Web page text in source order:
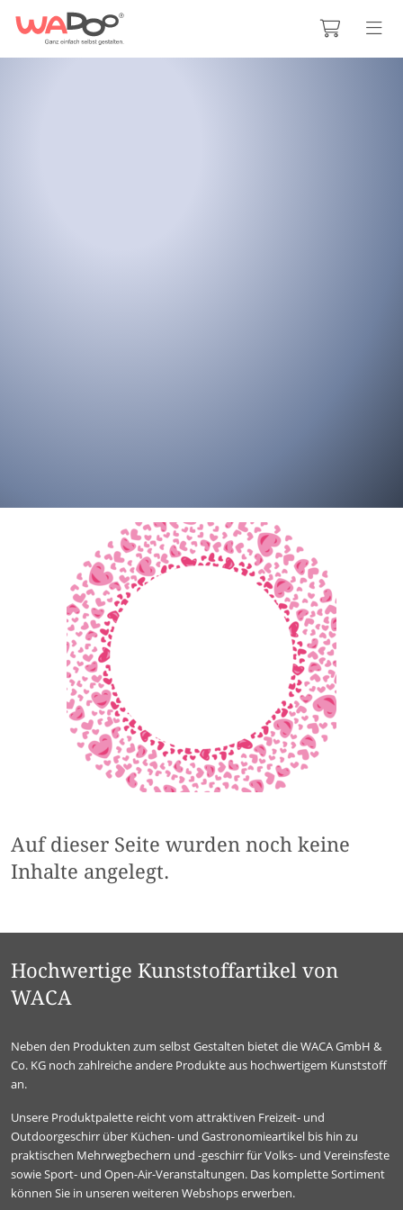
Auf dieser Seite wurden noch keine
Inhalte angelegt.
Hochwertige Kunststoffartikel von
WACA
Neben den Produkten zum selbst Gestalten bietet die WACA GmbH &
Co. KG noch zahlreiche andere Produkte aus hochwertigem Kunststoff
an.
Unsere Produktpalette reicht vom attraktiven Freizeit- und
Outdoorgeschirr über Küchen- und Gastronomieartikel bis hin zu
praktischen Mehrwegbechern und -geschirr für Volks- und Vereinsfeste
sowie Sport- und Open-Air-Veranstaltungen. Das komplette Sortiment
können Sie in unseren weiteren Webshops erwerben.